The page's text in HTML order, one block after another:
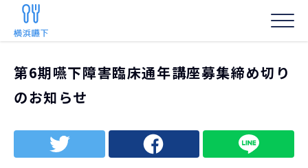
事務局からの
HOME 第6期嚥下障害臨床通年講座募集締め切りのお知らせ
第6期嚥下障害臨床通年講座募集締め切り
のお知らせ